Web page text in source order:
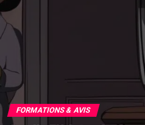
FORMATIONS & AVIS